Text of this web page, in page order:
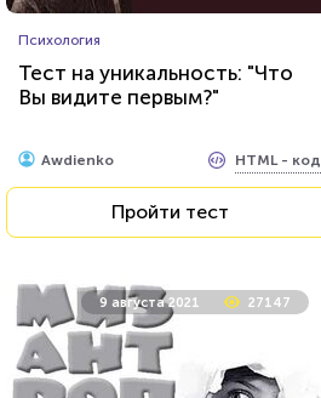
Қазақстан тарихы 8-сынып 1-
бөлім
Пройти тест
20 декабря 2021
Психология
Тест на уникальность: "Что
Вы видите первым?"
Awdienko HTML - код
Пройти тест
9 августа 2021 27147